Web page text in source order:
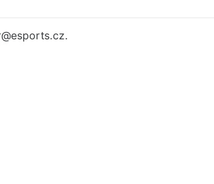
@esports.cz.